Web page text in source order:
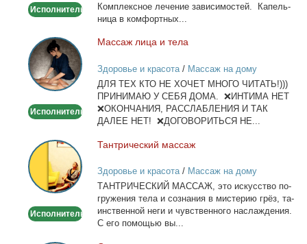
Исполнитель
Ком­плекс­ное ле­че­ние за­ви­си­мо­стей. Ка­пель­
ни­ца в ком­форт­ных...
Массаж
лица
и
тела
Исполнитель
Мас­саж ли­ца и те­ла
Здоровье и красота/ Массаж на дому
ДЛЯ ТЕХ КТО НЕ ХОЧЕТ МНОГО ЧИТАТЬ!)))
ПРИНИМАЮ У СЕБЯ ДОМА. ❌ИНТИМА НЕТ
❌ОКОНЧАНИЯ, РАССЛАБЛЕНИЯ И ТАК
ДАЛЕЕ НЕТ! ❌ДОГОВОРИТЬСЯ НЕ...
Тантрический
массаж
Исполнитель
Тан­три­че­ский мас­саж
Здоровье и красота/ Массаж на дому
ТАНТРИЧЕСКИЙ МАССАЖ, это ис­кус­ство по­
гру­же­ния те­ла и со­зна­ния в ми­сте­рию грёз, та­
ин­ствен­ной неги и чув­ствен­но­го на­сла­жде­ния.
С его по­мо­щью вы...